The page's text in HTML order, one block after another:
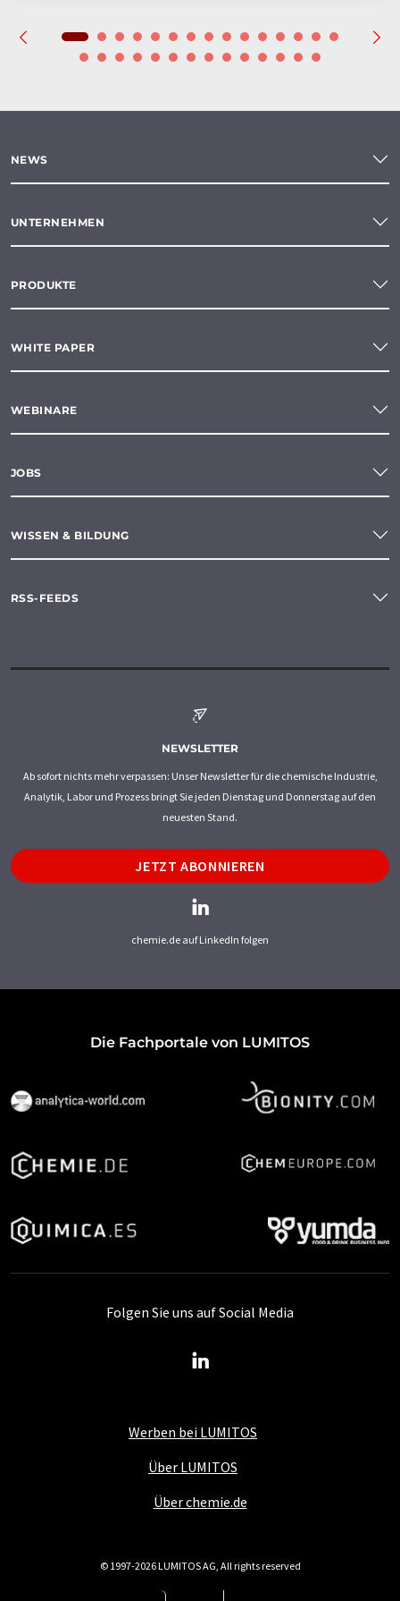
NEWS
UNTERNEHMEN
PRODUKTE
WHITE PAPER
WEBINARE
JOBS
WISSEN & BILDUNG
RSS-FEEDS
NEWSLETTER
Ab sofort nichts mehr verpassen: Unser Newsletter für die chemische Industrie,
Analytik, Labor und Prozess bringt Sie jeden Dienstag und Donnerstag auf den
neuesten Stand.
JETZT ABONNIEREN
chemie.de auf LinkedIn folgen
Die Fachportale von LUMITOS
Werben bei LUMITOS
Über LUMITOS
Über chemie.de
Folgen Sie uns auf Social Media
© 1997-2026 LUMITOS AG, All rights reserved